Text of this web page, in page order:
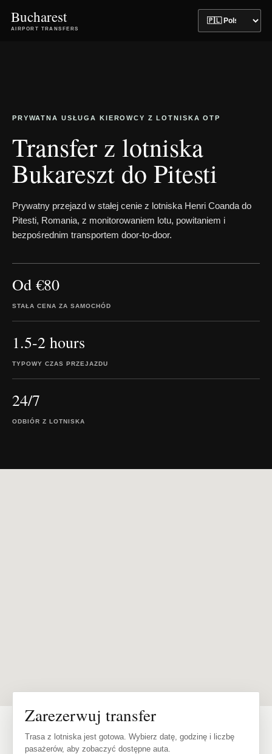
Bucharest
AIRPORT TRANSFERS
PRYWATNA USŁUGA KIEROWCY Z LOTNISKA OTP
Transfer z lotniska
Bukareszt do Pitesti
Prywatny przejazd w stałej cenie z lotniska Henri Coanda do
Pitesti, Romania, z monitorowaniem lotu, powitaniem i
bezpośrednim transportem door-to-door.
Od €80
STAŁA CENA ZA SAMOCHÓD
1.5-2 hours
TYPOWY CZAS PRZEJAZDU
24/7
ODBIÓR Z LOTNISKA
Zarezerwuj transfer
Trasa z lotniska jest gotowa. Wybierz datę, godzinę i liczbę
pasażerów, aby zobaczyć dostępne auta.